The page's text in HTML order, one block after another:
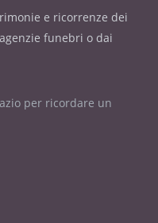
e ricorrenze dei
funebri o dai
per ricordare un